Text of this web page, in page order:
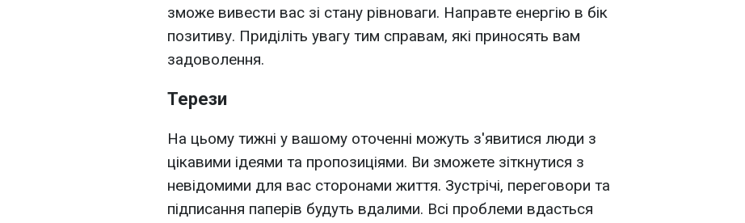
зможе вивести вас зі стану рівноваги. Направте енергію в бік
позитиву. Приділіть увагу тим справам, які приносять вам
задоволення.
Терези
На цьому тижні у вашому оточенні можуть з'явитися люди з
цікавими ідеями та пропозиціями. Ви зможете зіткнутися з
невідомими для вас сторонами життя. Зустрічі, переговори та
підписання паперів будуть вдалими. Всі проблеми вдасться